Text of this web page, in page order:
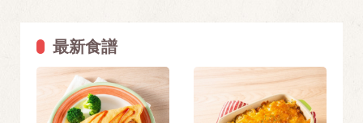
最新食譜